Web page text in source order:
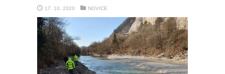
17. 10. 2020 NOVICE